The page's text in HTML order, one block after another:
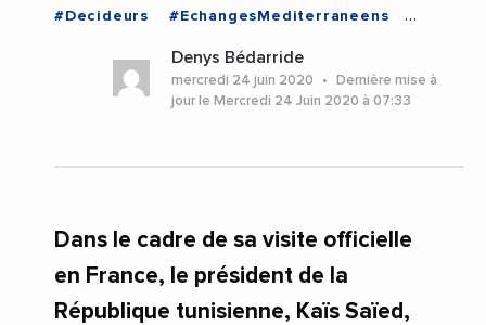
#Decideurs
#EchangesMediterraneens
Denys Bédarride
mercredi 24 juin 2020
Dernière mise à
jour le Mercredi 24 Juin 2020 à 07:33
Dans le cadre de sa visite officielle
en France, le président de la
République tunisienne, Kaïs Saïed,